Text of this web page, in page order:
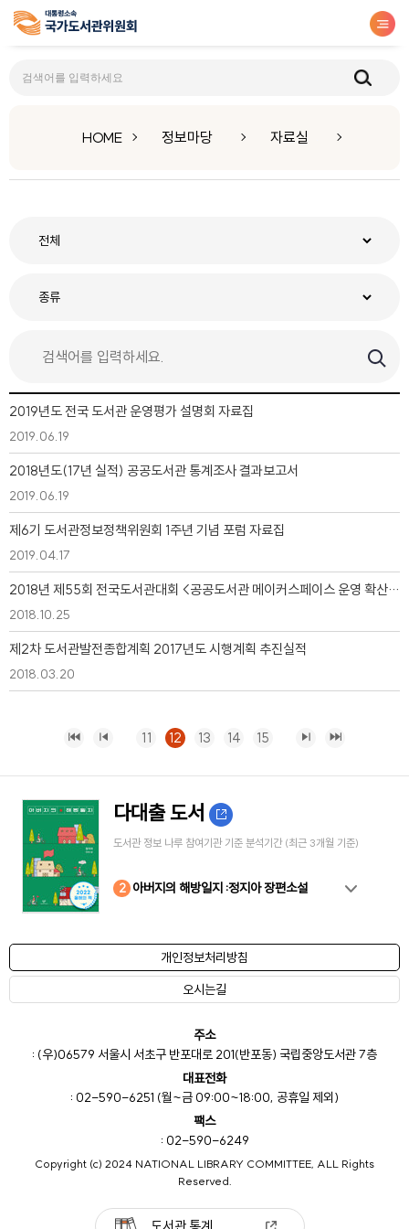
HOME 정보마당 자료실
2019년도 전국 도서관 운영평가 설명회 자료집
2019.06.19
2018년도(17년 실적) 공공도서관 통계조사 결과보고서
2019.06.19
제6기 도서관정보정책위원회 1주년 기념 포럼 자료집
2019.04.17
2018년 제55회 전국도서관대회 <공공도서관 메이커스페이스 운영 확산 세미나> 자료집
2018.10.25
제2차 도서관발전종합계획 2017년도 시행계획 추진실적
2018.03.20
11 12 13 14 15
다대출 도서
도서관 정보 나루 참여기관 기준 분석기간 (최근 3개월 기준)
1
2 아버지의 해방일지 :정지아 장편소설
3
4
5
6
7
8
9
10
개인정보처리방침
오시는길
주소
: (우)06579 서울시 서초구 반포대로 201(반포동) 국립중앙도서관 7층
대표전화
: 02-590-6251 (월~금 09:00~18:00, 공휴일 제외)
팩스
: 02-590-6249
Copyright (c) 2024 NATIONAL LIBRARY COMMITTEE, ALL Rights
Reserved.